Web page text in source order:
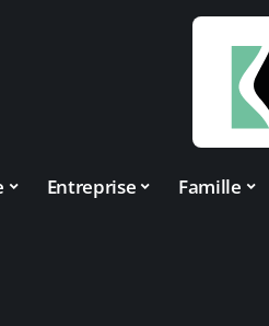
Entreprise Famille